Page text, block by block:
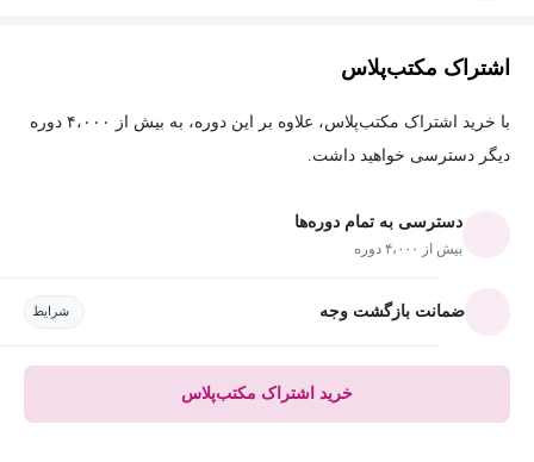
اشتراک مکتب‌پلاس
با خرید اشتراک مکتب‌پلاس، علاوه بر این دوره، به بیش از ۴،۰۰۰ دوره
دیگر دسترسی خواهید داشت.
دسترسی به تمام دوره‌ها
بیش از ۴،۰۰۰ دوره
ضمانت بازگشت وجه شرایط
خرید اشتراک مکتب‌پلاس